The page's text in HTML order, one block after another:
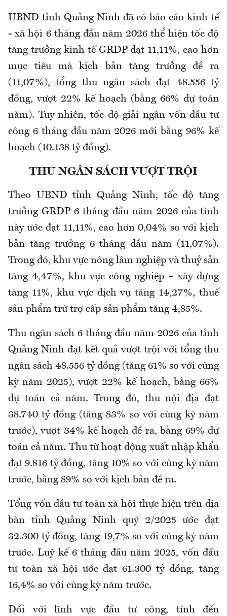
UBND tỉnh Quảng Ninh đã có báo cáo kinh tế
- xã hội 6 tháng đầu năm 2026 thể hiện tốc độ
tăng trưởng kinh tế GRDP đạt 11,11%, cao hơn
mục tiêu mà kịch bản tăng trưởng đề ra
(11,07%), tổng thu ngân sách đạt 48.556 tỷ
đồng, vượt 22% kế hoạch (bằng 66% dự toán
năm). Tuy nhiên, tốc độ giải ngân vốn đầu tư
công 6 tháng đầu năm 2026 mới bằng 96% kế
hoạch (10.138 tỷ đồng).
THU NGÂN SÁCH VƯỢT TRỘI
Theo UBND tỉnh Quảng Ninh, tốc độ tăng
trưởng GRDP 6 tháng đầu năm 2026 của tình
này ước đạt 11,11%, cao hơn 0,04% so với kịch
bản tăng trưởng 6 tháng đầu năm (11,07%).
Trong đó, khu vực nông lâm nghiệp và thuỷ sản
tăng 4,47%, khu vực công nghiệp – xây dựng
tăng 11%, khu vực dịch vụ tăng 14,27%, thuế
sản phẩm trừ trợ cấp sản phẩm tăng 4,85%.
Thu ngân sách 6 tháng đầu năm 2026 của tỉnh
Quảng Ninh đạt kết quả vượt trội với tổng thu
ngân sách 48.556 tỷ đồng (tăng 61% so với cùng
kỳ năm 2025), vượt 22% kế hoạch, bằng 66%
dự toán cả năm. Trong đó, thu nội địa đạt
38.740 tỷ đồng (tăng 83% so với cùng kỳ năm
trước), vượt 34% kế hoạch đề ra, bằng 69% dự
toán cả năm. Thu từ hoạt động xuất nhập khẩu
đạt 9.816 tỷ đồng, tăng 10% so với cùng kỳ năm
trước, bằng 89% so với kịch bản đề ra.
Tổng vốn đầu tư toàn xã hội thực hiện trên địa
bàn tỉnh Quảng Ninh quý 2/2025 ước đạt
32.300 tỷ đồng, tăng 19,7% so với cùng kỳ năm
trước. Luỹ kế 6 tháng đầu năm 2025, vốn đầu
tư toàn xã hội ước đạt 61.300 tỷ đồng, tăng
16,4% so với cùng kỳ năm trước.
Đối với lĩnh vực đầu tư công, tính đến